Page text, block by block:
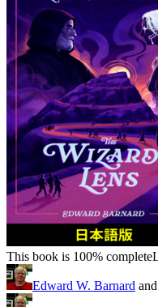
This book is 100% complete
Edward W. Barnard and